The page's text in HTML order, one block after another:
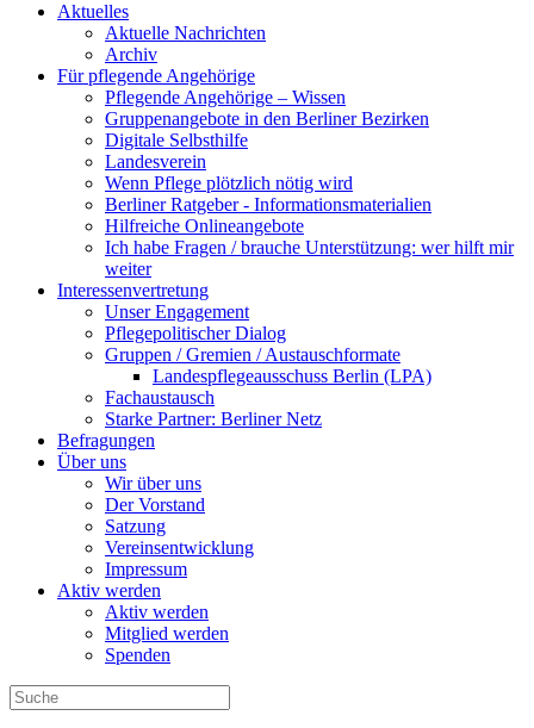
Aktuelles
Aktuelle Nachrichten
Archiv
Für pflegende Angehörige
Pflegende Angehörige – Wissen
Gruppenangebote in den Berliner Bezirken
Digitale Selbsthilfe
Landesverein
Wenn Pflege plötzlich nötig wird
Berliner Ratgeber - Informationsmaterialien
Hilfreiche Onlineangebote
Ich habe Fragen / brauche Unterstützung: wer hilft mir
weiter
Interessenvertretung
Unser Engagement
Pflegepolitischer Dialog
Gruppen / Gremien / Austauschformate
Landespflegeausschuss Berlin (LPA)
Fachaustausch
Starke Partner: Berliner Netz
Befragungen
Über uns
Wir über uns
Der Vorstand
Satzung
Vereinsentwicklung
Impressum
Aktiv werden
Aktiv werden
Mitglied werden
Spenden